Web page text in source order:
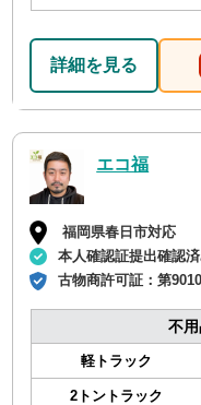
詳細を見る
エコ福
福岡県春日市対応
本人確認証提出確認
古物商許可証：第
不
軽トラック
2トントラック